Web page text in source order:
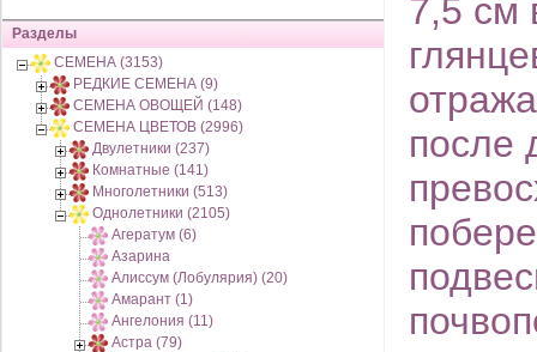
Разделы
СЕМЕНА (3153)
РЕДКИЕ СЕМЕНА (9)
СЕМЕНА ОВОЩЕЙ (148)
СЕМЕНА ЦВЕТОВ (2996)
Двулетники (237)
Комнатные (141)
Многолетники (513)
Однолетники (2105)
Агератум (6)
Азарина
Алиссум (Лобулярия) (20)
Амарант (1)
Ангелония (11)
Астра (79)
7,5 см
после